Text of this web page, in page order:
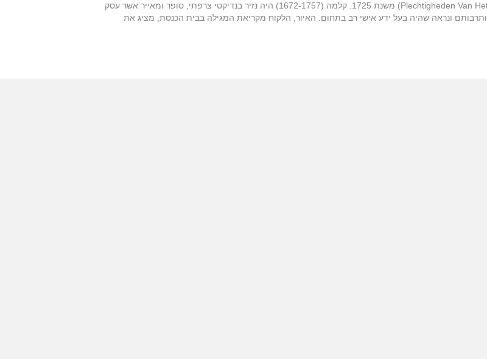
איור של המאייר Augustin Calmet " טקסי פורים " (Plechtigheden Van Het Feest Purim) משנת 1725. קלמה (1672-1757) היה נזיר בנדיקטי צרפתי, סופר ומאייר אשר עסק
ונראה שהיה בעל ידע אישי רב בתחום. האיור, הלקוח מקריאת המגילה בבית הכנסת, מציג את